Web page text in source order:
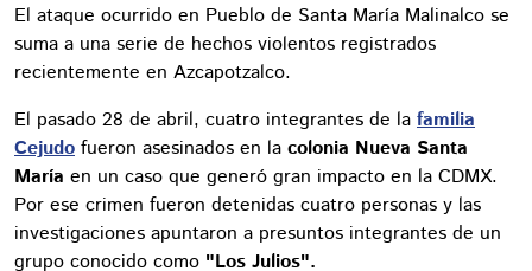
El ataque ocurrido en Pueblo de Santa María Malinalco se
suma a una serie de hechos violentos registrados
recientemente en Azcapotzalco.
El pasado 28 de abril, cuatro integrantes de la familia
Cejudo fueron asesinados en la colonia Nueva Santa
María en un caso que generó gran impacto en la CDMX.
Por ese crimen fueron detenidas cuatro personas y las
investigaciones apuntaron a presuntos integrantes de un
grupo conocido como "Los Julios".